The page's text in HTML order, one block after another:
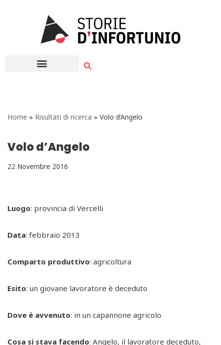
Home » Risultati di ricerca » Volo d’Angelo
Volo d’Angelo
22 Novembre 2016
Luogo: provincia di Vercelli
Data: febbraio 2013
Comparto produttivo: agricoltura
Esito: un giovane lavoratore è deceduto
Dove è avvenuto: in un capannone agricolo
Cosa si stava facendo: Angelo, il lavoratore deceduto,